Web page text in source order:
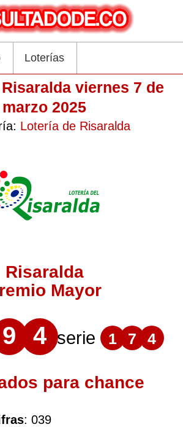
Loterías
viernes 7 de
marzo 2025
Lotería de Risaralda
Risaralda
Mayor
9 4 serie 1 7 4
para chance
: 039